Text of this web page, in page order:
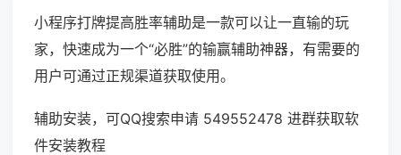
小程序打牌提高胜率辅助是一款可以让一直输的玩
家，快速成为一个“必胜”的输赢辅助神器，有需要的
用户可通过正规渠道获取使用。
辅助安装，可QQ搜索申请 549552478 进群获取软
件安装教程